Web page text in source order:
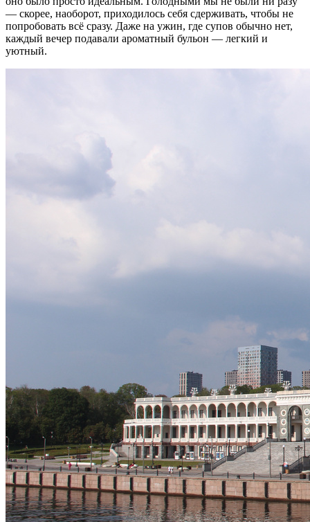
— скорее, наоборот, приходилось себя сдерживать, чтобы не
попробовать всё сразу. Даже на ужин, где супов обычно нет,
каждый вечер подавали ароматный бульон — легкий и
уютный.